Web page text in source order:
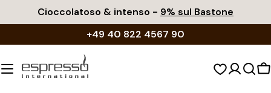
al
Cioccolatoso & intenso - 9% sul Bastone
+49 40 822 4567 90